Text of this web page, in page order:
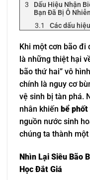
Dấu Hiệu Nhận
Bạn Đã Bị Ô
Các dấu
Phục Hồi An
Bước 1: Hút
Bước 2:
Nước Sạch
Bước 3:
Trường
Bảng Giá Dịch Vụ
Lũ
Case Study:
Tấn Phát Cam
Nóng” Ngập Lụt
Khi một cơn bão đi
là những thiệt hại
bão thứ hai” vô
chính là nguy cơ
vệ sinh bị tàn phá.
nhân khiến bể
nguồn nước sinh
chúng ta thành
Nhìn Lại Siêu Bão
Học Đắt Giá